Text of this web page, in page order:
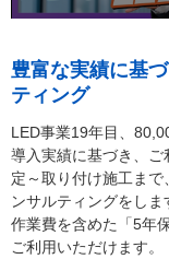
豊富な実績に基
ティング
LED事業19年目、
導入実績に基づき、
定～取り付け施工ま
ンサルティングをし
作業費を含めた「5年
ご利用いただけます。